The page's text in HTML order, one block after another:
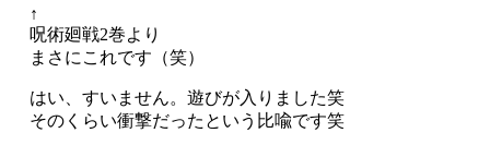
↑
呪術廻戦2巻より
まさにこれです（笑）
はい、すいません。遊びが入りました笑
そのくらい衝撃だったという比喩です笑